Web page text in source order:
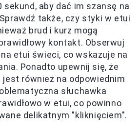
sekund, aby dać im szansę na
także, czy styki w etui
brud i kurz mogą
kontakt. Obserwuj
etui świeci, co wskazuje na
Ponadto upewnij się, że
jest również na odpowiednim
słuchawka
w etui, co powinno
delikatnym "kliknięciem".